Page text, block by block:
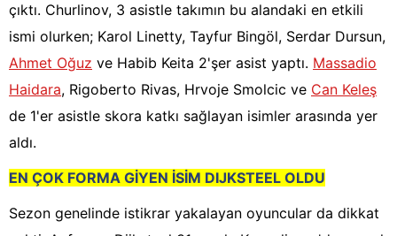
çıktı. Churlinov, 3 asistle takımın bu alandaki en etkili
ismi olurken; Karol Linetty, Tayfur Bingöl, Serdar Dursun,
Ahmet Oğuz ve Habib Keita 2'şer asist yaptı. Massadio
Haidara, Rigoberto Rivas, Hrvoje Smolcic ve Can Keleş
de 1'er asistle skora katkı sağlayan isimler arasında yer
aldı.
EN ÇOK FORMA GİYEN İSİM DIJKSTEEL OLDU
Sezon genelinde istikrar yakalayan oyuncular da dikkat